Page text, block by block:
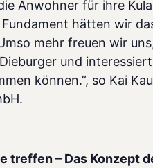
Anwohner für ihre
hätten wir
mehr freuen wir
und
können.”, so Kai
treffen – Das Konzept